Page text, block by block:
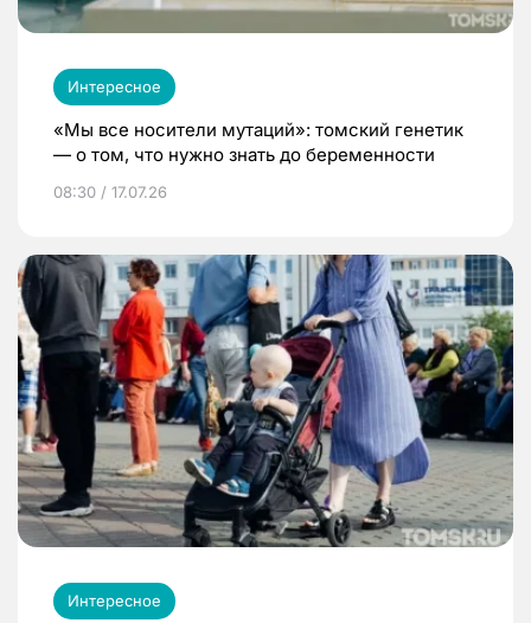
Интересное
«Мы все носители мутаций»: томский генетик
— о том, что нужно знать до беременности
08:30 / 17.07.26
Интересное